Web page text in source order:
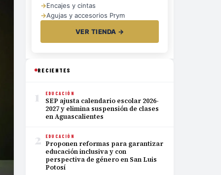
→Encajes y cintas
→Agujas y accesorios Prym
VER TIENDA →
RECIENTES
1 EDUCACIÓN
SEP ajusta calendario escolar 2026-
2027 y elimina suspensión de clases
en Aguascalientes
2 EDUCACIÓN
Proponen reformas para garantizar
educación inclusiva y con
perspectiva de género en San Luis
Potosí